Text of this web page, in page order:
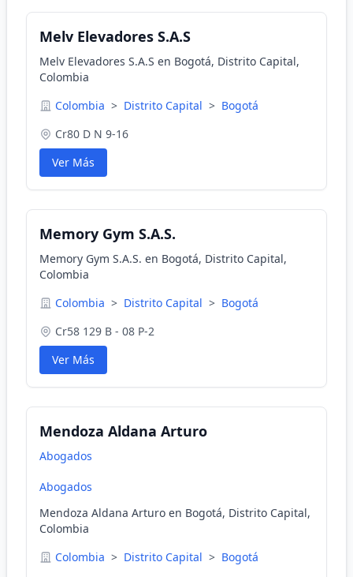
Melv Elevadores S.A.S
Melv Elevadores S.A.S en Bogotá, Distrito Capital,
Colombia
Colombia > Distrito Capital > Bogotá
Cr80 D N 9-16
Ver Más
Memory Gym S.A.S.
Memory Gym S.A.S. en Bogotá, Distrito Capital,
Colombia
Colombia > Distrito Capital > Bogotá
Cr58 129 B - 08 P-2
Ver Más
Mendoza Aldana Arturo
Abogados
Abogados
Mendoza Aldana Arturo en Bogotá, Distrito Capital,
Colombia
Colombia > Distrito Capital > Bogotá